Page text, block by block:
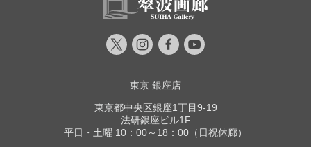
東京 銀座店
東京都中央区銀座1丁目9-19
法研銀座ビル1F
平日・土曜 10：00～18：00（日祝休廊）